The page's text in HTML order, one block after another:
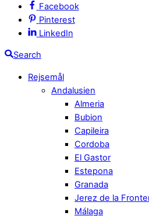
Facebook
Pinterest
LinkedIn
Search
Rejsemål
Andalusien
Almeria
Bubion
Capileira
Cordoba
El Gastor
Estepona
Granada
Jerez de la
Málaga